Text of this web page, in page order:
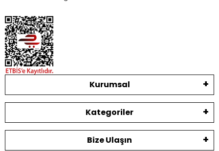
Kurumsal
Kategoriler
Bize Ulaşın